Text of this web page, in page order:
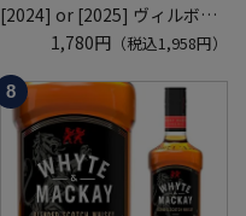
[2024] or [2025] ヴィルボワ
750ml フランス ロワール 辛
口 白ワイン 浜運A
1,780円 （税込1,958円）